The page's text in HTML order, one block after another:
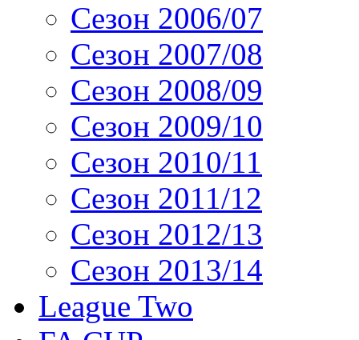
Сезон 2006/07
Сезон 2007/08
Сезон 2008/09
Сезон 2009/10
Сезон 2010/11
Сезон 2011/12
Сезон 2012/13
Сезон 2013/14
League Two